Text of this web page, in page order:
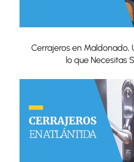
Cerrajeros en Maldonado,
lo que Necesitas